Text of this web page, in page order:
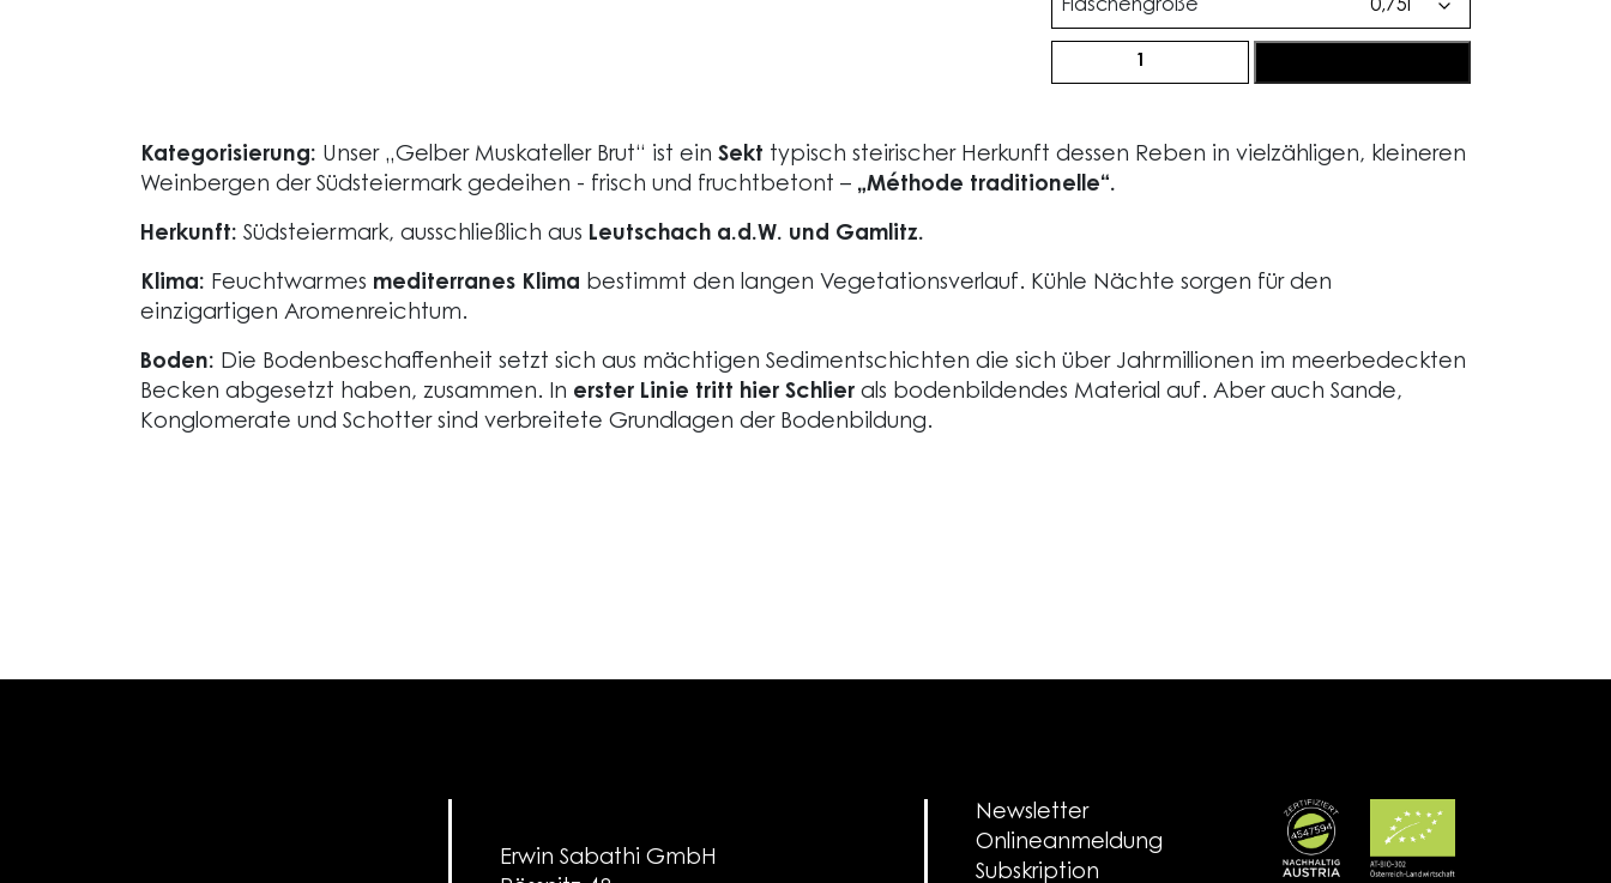
Flaschengröße
Muskateller
2023
Menge
Kategorisierung: Unser „Gelber Muskateller Brut“ ist ein Sekt typisch steirischer Herkunft dessen Reben in vielzähligen, kleineren
Weinbergen der Südsteiermark gedeihen - frisch und fruchtbetont – „Méthode traditionelle“.
Herkunft: Südsteiermark, ausschließlich aus Leutschach a.d.W. und Gamlitz.
Klima: Feuchtwarmes mediterranes Klima bestimmt den langen Vegetationsverlauf. Kühle Nächte sorgen für den
einzigartigen Aromenreichtum.
Boden: Die Bodenbeschaffenheit setzt sich aus mächtigen Sedimentschichten die sich über Jahrmillionen im meerbedeckten
Becken abgesetzt haben, zusammen. In erster Linie tritt hier Schlier als bodenbildendes Material auf. Aber auch Sande,
Konglomerate und Schotter sind verbreitete Grundlagen der Bodenbildung.
Erwin Sabathi GmbH
Newsletter
Onlineanmeldung
Subskription